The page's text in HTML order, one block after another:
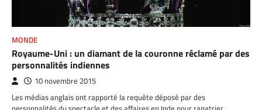
MONDE
Royaume-Uni : un diamant de la couronne réclamé par des
personnalités indiennes
10 novembre 2015
Les médias anglais ont rapporté la requête déposé par des